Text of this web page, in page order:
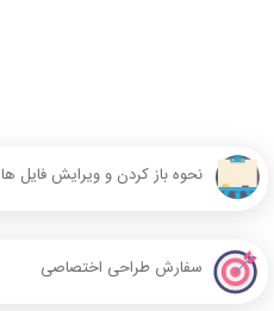
نحوه باز کردن و ویرایش فایل ها
سفارش طراحی اختصاصی